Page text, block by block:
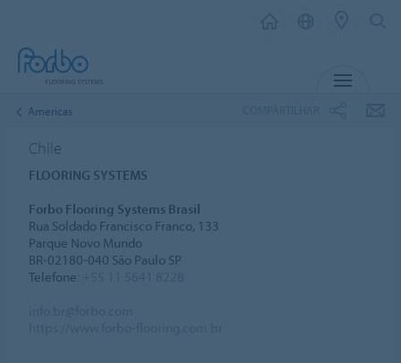
Americas
Chile
FLOORING SYSTEMS
Forbo Flooring Systems Brasil
Rua Soldado Francisco Franco, 133
Parque Novo Mundo
BR-02180-040 São Paulo SP
Telefone: